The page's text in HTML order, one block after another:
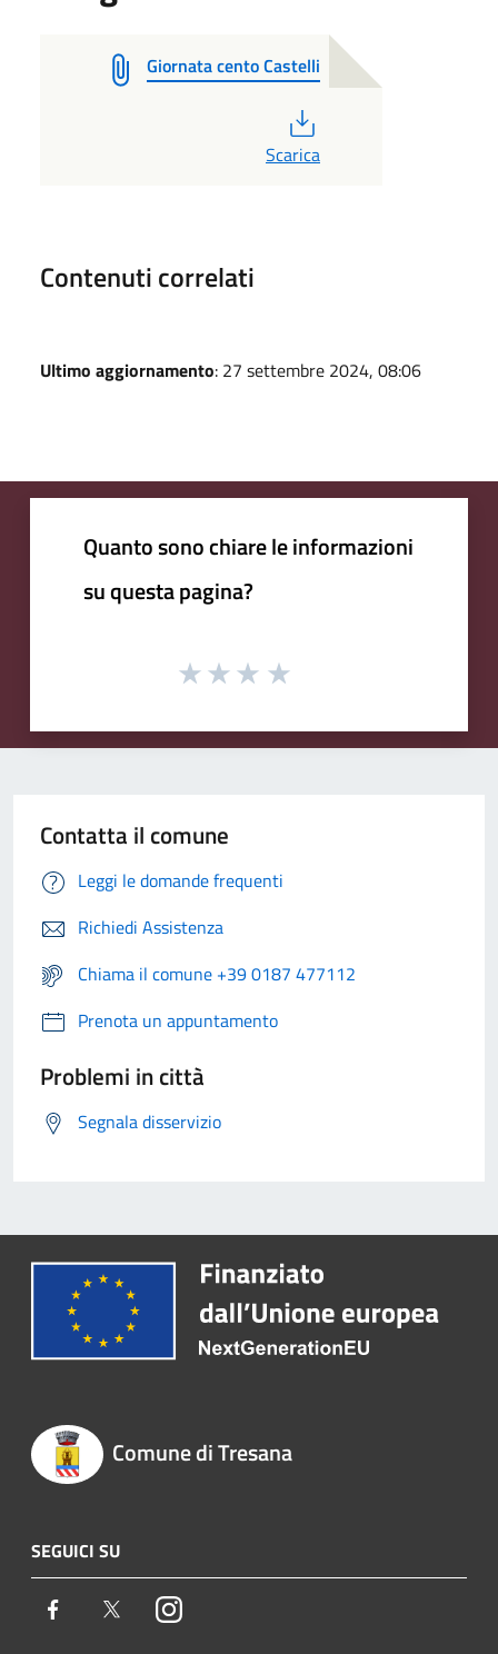
Giornata cento Castelli
Scarica
Contenuti correlati
Ultimo aggiornamento: 27 settembre 2024, 08:06
Quanto sono chiare le informazioni
su questa pagina?
Contatta il comune
Leggi le domande frequenti
Richiedi Assistenza
Chiama il comune +39 0187 477112
Prenota un appuntamento
Problemi in città
Segnala disservizio
Comune di Tresana
SEGUICI SU
Facebook TwitterInstagram